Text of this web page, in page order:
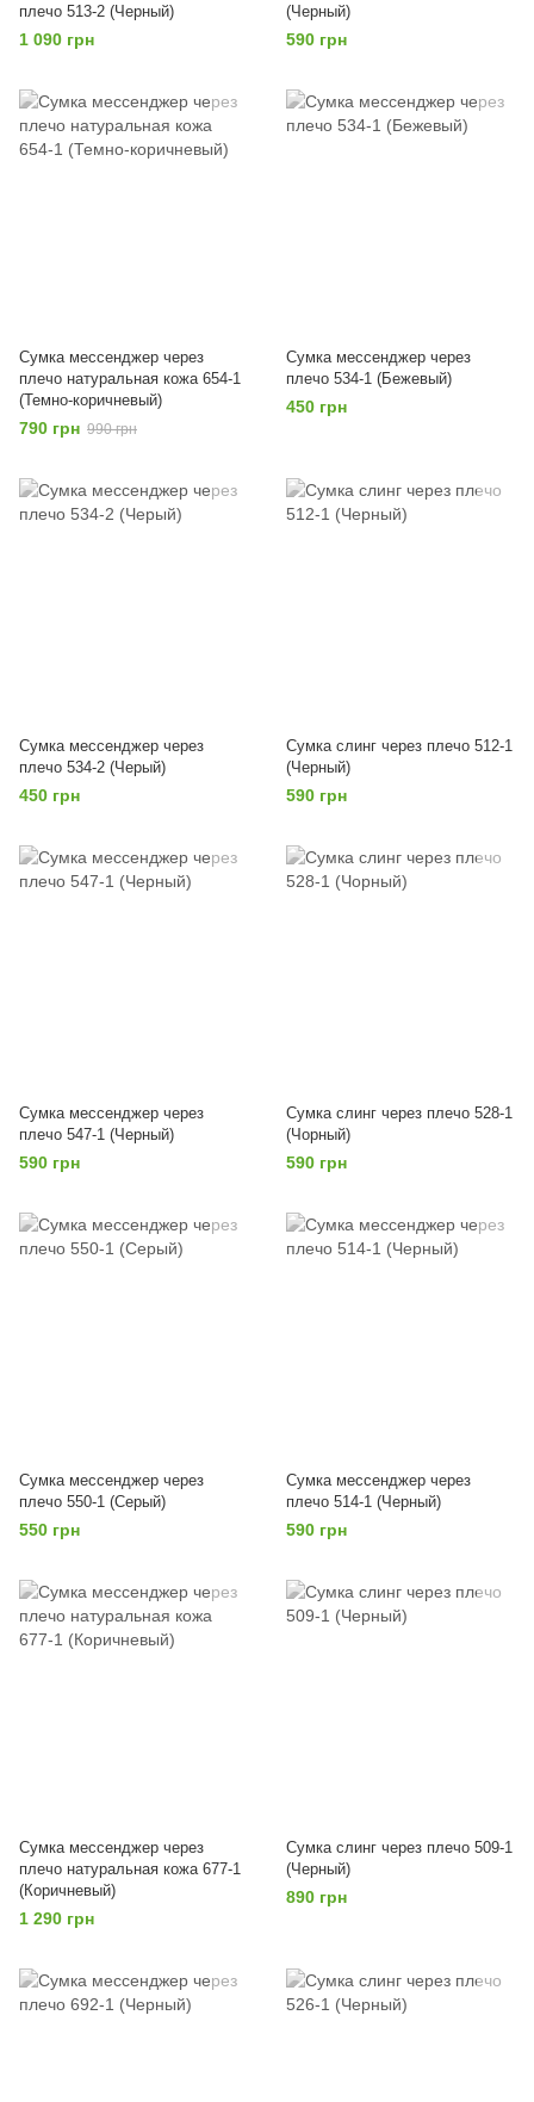
плечо 513-2 (Черный)
1 090 грн
(Черный)
590 грн
Сумка мессенджер через
плечо натуральная кожа 654-1
(Темно-коричневый)
790 грн 990 грн
Сумка мессенджер через
плечо 534-1 (Бежевый)
450 грн
Сумка мессенджер через
плечо 534-2 (Черый)
450 грн
Сумка слинг через плечо 512-1
(Черный)
590 грн
Сумка мессенджер через
плечо 547-1 (Черный)
590 грн
Сумка слинг через плечо 528-1
(Чорный)
590 грн
Сумка мессенджер через
плечо 550-1 (Серый)
550 грн
Сумка мессенджер через
плечо 514-1 (Черный)
590 грн
Сумка мессенджер через
плечо натуральная кожа 677-1
(Коричневый)
1 290 грн
Сумка слинг через плечо 509-1
(Черный)
890 грн